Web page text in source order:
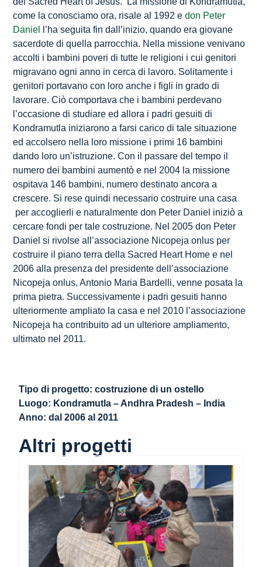
come la conosciamo ora, risale al 1992 edon Peter
Daniel
l’ha seguita fin dall’inizio, quando era giovane
sacerdote di quella parrocchia. Nella missione venivano
accolti i bambini poveri di tutte le religioni i cui genitori
migravano ogni anno in cerca di lavoro. Solitamente i
genitori portavano con loro anche i figli in grado di
lavorare. Ciò comportava che i bambini perdevano
l’occasione di studiare ed allora i padri gesuiti di
Kondramutla iniziarono a farsi carico di tale situazione
ed accolsero nella loro missione i primi 16 bambini
dando loro un’istruzione. Con il passare del tempo il
numero dei bambini aumentò e nel 2004 la missione
ospitava 146 bambini, numero destinato ancora a
crescere. Si rese quindi necessario costruire una casa
per accoglierli e naturalmente don Peter Daniel iniziò a
cercare fondi per tale costruzione. Nel 2005 don Peter
Daniel si rivolse all’associazione Nicopeja onlus per
costruire il piano terra della Sacred Heart Home e nel
2006 alla presenza del presidente dell’associazione
Nicopeja onlus, Antonio Maria Bardelli, venne posata la
prima pietra. Successivamente i padri gesuiti hanno
ulteriormente ampliato la casa e nel 2010 l’associazione
Nicopeja ha contribuito ad un ulteriore ampliamento,
ultimato nel 2011.
Tipo di progetto: costruzione di un ostello
Luogo: Kondramutla – Andhra Pradesh – India
Anno: dal 2006 al 2011
Altri progetti